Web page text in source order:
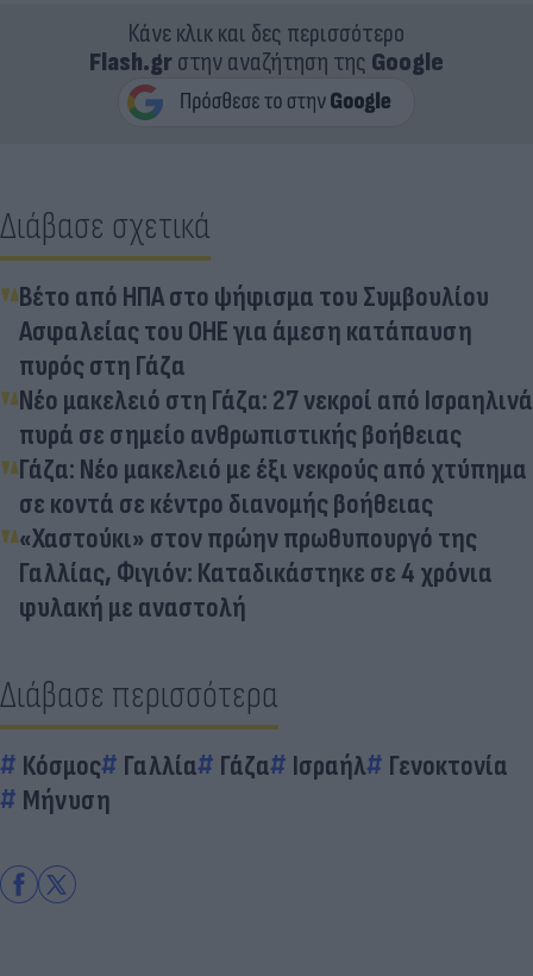
Κάνε κλικ και δες περισσότερο
Flash.grστην αναζήτηση της Google
Διάβασε σχετικά
Βέτο από ΗΠΑ στο ψήφισμα του Συμβουλίου
Ασφαλείας του ΟΗΕ για άμεση κατάπαυση
πυρός στη Γάζα
Νέο μακελειό στη Γάζα: 27 νεκροί από Ισραηλινά
πυρά σε σημείο ανθρωπιστικής βοήθειας
Γάζα: Νέο μακελειό με έξι νεκρούς από χτύπημα
σε κοντά σε κέντρο διανομής βοήθειας
«Χαστούκι» στον πρώην πρωθυπουργό της
Γαλλίας, Φιγιόν: Καταδικάστηκε σε 4 χρόνια
φυλακή με αναστολή
Διάβασε περισσότερα
Κόσμος Γαλλία Γάζα Ισραήλ
Γενοκτονία
Μήνυση